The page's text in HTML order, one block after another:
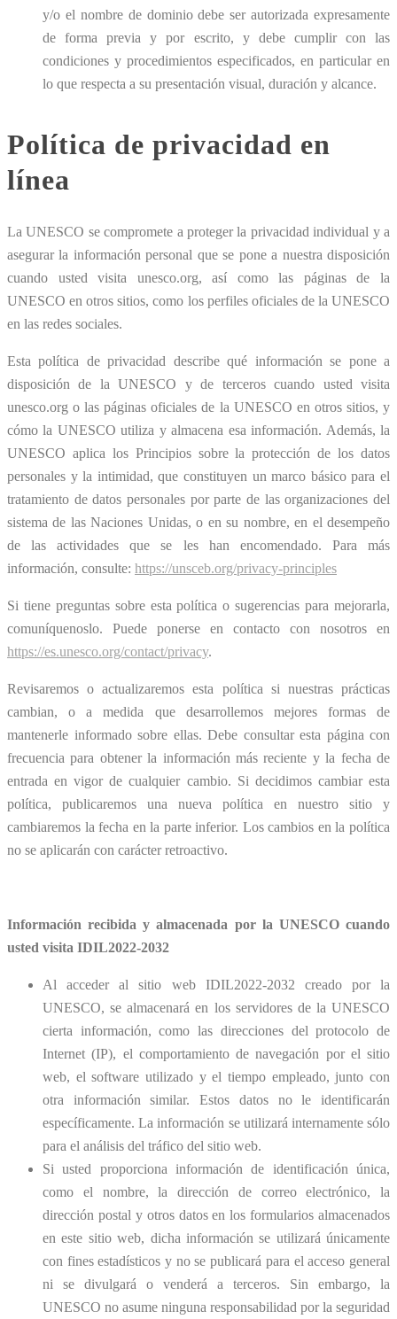
y/o el nombre de dominio debe ser autorizada expresamente
de forma previa y por escrito, y debe cumplir con las
condiciones y procedimientos especificados, en particular en
lo que respecta a su presentación visual, duración y alcance.
Política de privacidad en
línea
La UNESCO se compromete a proteger la privacidad individual y a
asegurar la información personal que se pone a nuestra disposición
cuando usted visita unesco.org, así como las páginas de la
UNESCO en otros sitios, como los perfiles oficiales de la UNESCO
en las redes sociales.
Esta política de privacidad describe qué información se pone a
disposición de la UNESCO y de terceros cuando usted visita
unesco.org o las páginas oficiales de la UNESCO en otros sitios, y
cómo la UNESCO utiliza y almacena esa información. Además, la
UNESCO aplica los Principios sobre la protección de los datos
personales y la intimidad, que constituyen un marco básico para el
tratamiento de datos personales por parte de las organizaciones del
sistema de las Naciones Unidas, o en su nombre, en el desempeño
de las actividades que se les han encomendado. Para más
información, consulte: https://unsceb.org/privacy-principles
Si tiene preguntas sobre esta política o sugerencias para mejorarla,
comuníquenoslo. Puede ponerse en contacto con nosotros en
https://es.unesco.org/contact/privacy.
Revisaremos o actualizaremos esta política si nuestras prácticas
cambian, o a medida que desarrollemos mejores formas de
mantenerle informado sobre ellas. Debe consultar esta página con
frecuencia para obtener la información más reciente y la fecha de
entrada en vigor de cualquier cambio. Si decidimos cambiar esta
política, publicaremos una nueva política en nuestro sitio y
cambiaremos la fecha en la parte inferior. Los cambios en la política
no se aplicarán con carácter retroactivo.
Información recibida y almacenada por la UNESCO cuando
usted visita IDIL2022-2032
Al acceder al sitio web IDIL2022-2032 creado por la
UNESCO, se almacenará en los servidores de la UNESCO
cierta información, como las direcciones del protocolo de
Internet (IP), el comportamiento de navegación por el sitio
web, el software utilizado y el tiempo empleado, junto con
otra información similar. Estos datos no le identificarán
específicamente. La información se utilizará internamente sólo
para el análisis del tráfico del sitio web.
Si usted proporciona información de identificación única,
como el nombre, la dirección de correo electrónico, la
dirección postal y otros datos en los formularios almacenados
en este sitio web, dicha información se utilizará únicamente
con fines estadísticos y no se publicará para el acceso general
ni se divulgará o venderá a terceros. Sin embargo, la
UNESCO no asume ninguna responsabilidad por la seguridad